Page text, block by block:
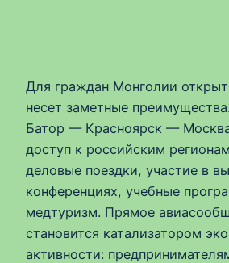
Для граждан Монголии
несет заметные
Батор — Красноярск —
доступ к российским
деловые поездки, участие в
конференциях, учебные
медтуризм. Прямое
становится катализатором
активности: